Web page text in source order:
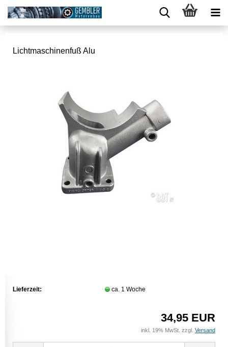
Lichtmaschinenfuß Alu
Lieferzeit: ca. 1 Woche
34,95 EUR
inkl. 19% MwSt. zzgl. Versand